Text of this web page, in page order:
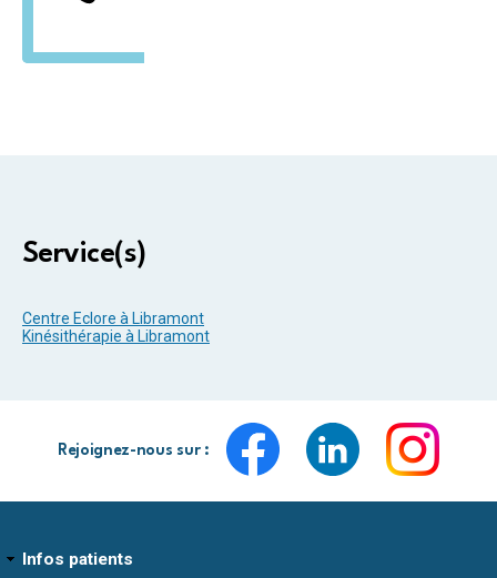
Service(s)
Centre Eclore à Libramont
Kinésithérapie à Libramont
Rejoignez-nous sur :
Infos patients